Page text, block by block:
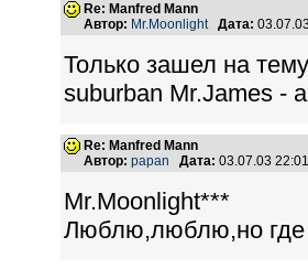
Re: Manfred Mann
Автор: Mr.Moonlight Дата:
Только зашел на
suburban Mr.James -
Re: Manfred Mann
Автор: papan Дата: 03.07.03
Mr.Moonlight***
Люблю,люблю,но где